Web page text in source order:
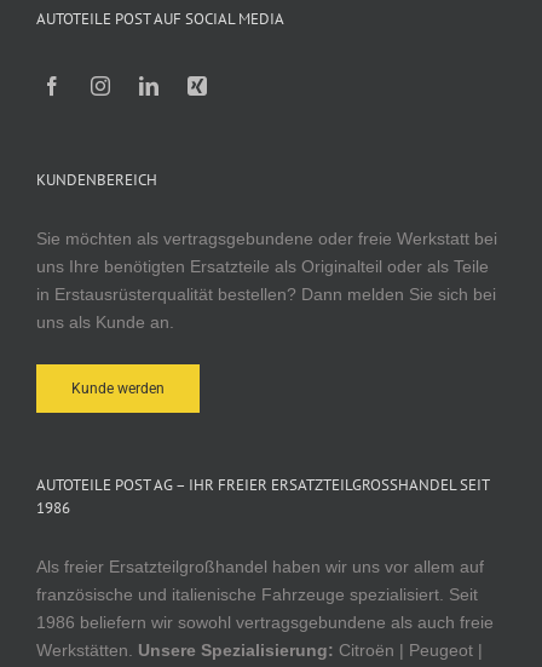
AUTOTEILE POST AUF SOCIAL MEDIA
KUNDENBEREICH
Sie möchten als vertragsgebundene oder freie Werkstatt bei
uns Ihre benötigten Ersatzteile als Originalteil oder als Teile
in Erstausrüsterqualität bestellen? Dann melden Sie sich bei
uns als Kunde an.
Kunde werden
AUTOTEILE POST AG – IHR FREIER ERSATZTEILGROSSHANDEL SEIT 1
986
Als freier Ersatzteilgroßhandel haben wir uns vor allem auf
französische und italienische Fahrzeuge spezialisiert. Seit
1986 beliefern wir sowohl vertragsgebundene als auch freie
Werkstätten. Unsere Spezialisierung: Citroën | Peugeot |